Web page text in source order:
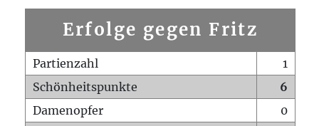
Erfolge gegen Fritz
Partienzahl
1
Schönheitspunkte
6
Damenopfer
0